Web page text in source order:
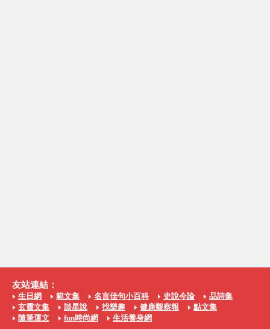
友站連結：
生日網 範文集 名言佳句小百科 史說今論
品詩集
玄靈文集
談星說 找樂趣 健康觀察報
點文集
隨筆運文
fun時尚網 生活養身網